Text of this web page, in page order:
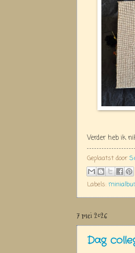
Verder heb ik
Geplaatst door
Labels:
7 mei 2026
Dag